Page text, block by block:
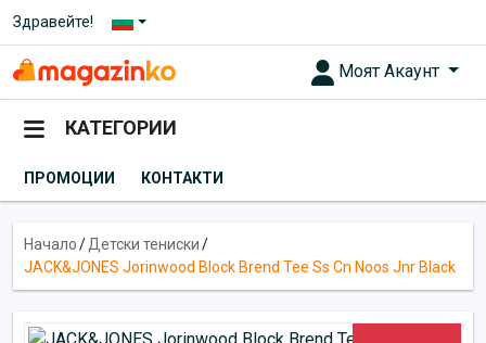
Здравейте!
Моят Акаунт
КАТЕГОРИИ
ПРОМОЦИИ КОНТАКТИ
Начало/Детски тениски/
JACK&JONES Jorinwood Block Brend Tee Ss Cn Noos Jnr Black